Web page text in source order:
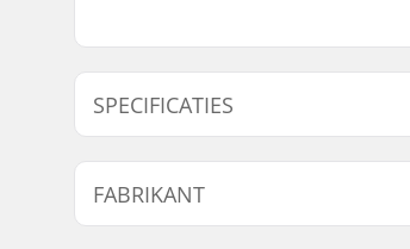
SPECIFICATIES
Jaar model:
Breedte:
Taille Breedte:
FABRIKANT